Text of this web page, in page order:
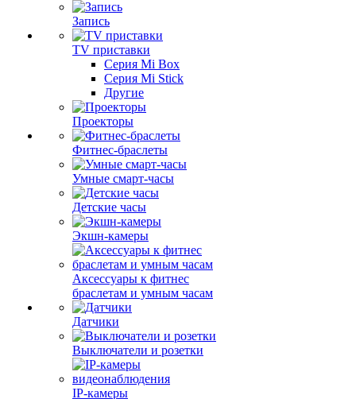
Запись
TV приставки
Серия Mi Box
Серия Mi Stick
Другие
Проекторы
Фитнес-браслеты
Умные смарт-часы
Детские часы
Экшн-камеры
Аксессуары к фитнес
браслетам и умным часам
Датчики
Выключатели и розетки
IP-камеры